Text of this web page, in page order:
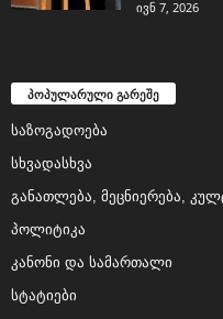
ივნ 7, 2026
პოპულარული გარეშე
საზოგადოება
სხვადასხვა
განათლება, მეცნიერება,
პოლიტიკა
კანონი და სამართალი
სტატიები